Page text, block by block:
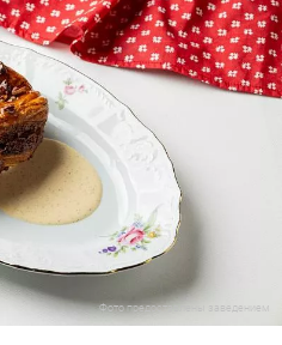
Фото предоставлены заведением